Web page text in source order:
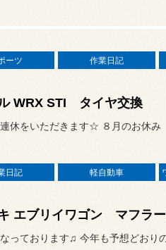
ーツ 作業日記
WRX STI タイヤ交換
休をいただきます☆ ８月のお休み
日記 軽自動車
エブリイワゴン マフラ
っております♫ 今年も予想どおり